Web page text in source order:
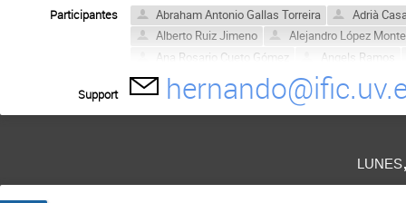
Participantes Abraham Antonio Gallas Torreira
Adrià
Alberto Ruiz Jimeno
Alejandro López
Ana Rosario Cueto Gómez
Angels Ramos
Antonio M. Lallena Rojo Lallena
Aurelio Juste
Beatriz Gato Rivera
Bert Schellekens
Carlos Fernández
Christoph Grojean
Claudia Gonzalez Boquera
Daniel Cano Ott
Support